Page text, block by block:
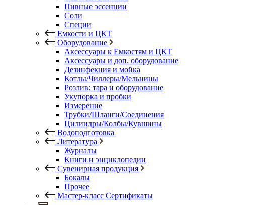
Пивные эссенции
Соли
Специи
Емкости и ЦКТ
Оборудование
Аксессуары к Емкостям и ЦКТ
Аксессуары и доп. оборудование
Дезинфекция и мойка
Котлы/Чиллеры/Мельницы
Розлив: тара и оборудование
Укупорка и пробки
Измерение
Трубки/Шланги/Соединения
Цилиндры/Колбы/Кувшины
Водоподготовка
Литература
Журналы
Книги и энциклопедии
Сувенирная продукция
Бокалы
Прочее
Мастер-класс Сертификаты